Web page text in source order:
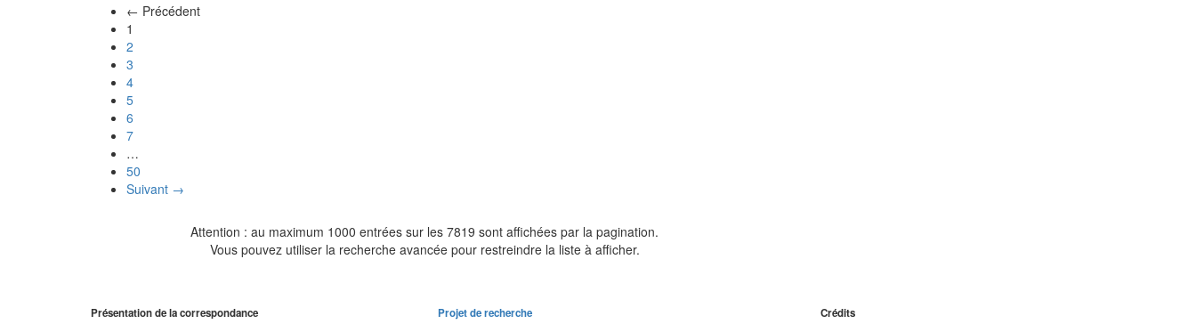
← Précédent
1
2
3
4
5
6
7
…
50
Suivant →
Attention : au maximum 1000 entrées sur les 7819 sont affichées par la pagination.
Vous pouvez utiliser la recherche avancée pour restreindre la liste à afficher.
Présentation de la correspondance Projet de recherche Crédits